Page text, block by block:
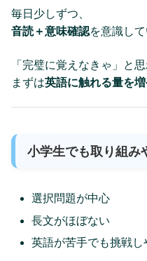
毎日少しずつ、
音読＋意味確認を意識して
「完璧に覚えなきゃ」と
まずは英語に触れる量を
小学生でも取り組み
選択問題が中心
長文がほぼない
英語が苦手でも挑戦し